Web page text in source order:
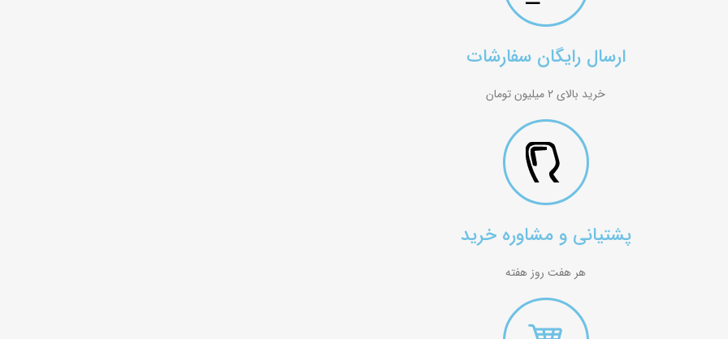
ارسال رایگان سفارشات
خرید بالای ۲ میلیون تومان
پشتیانی و مشاوره خرید
هر هفت روز هفته